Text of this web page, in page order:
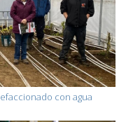
con agua